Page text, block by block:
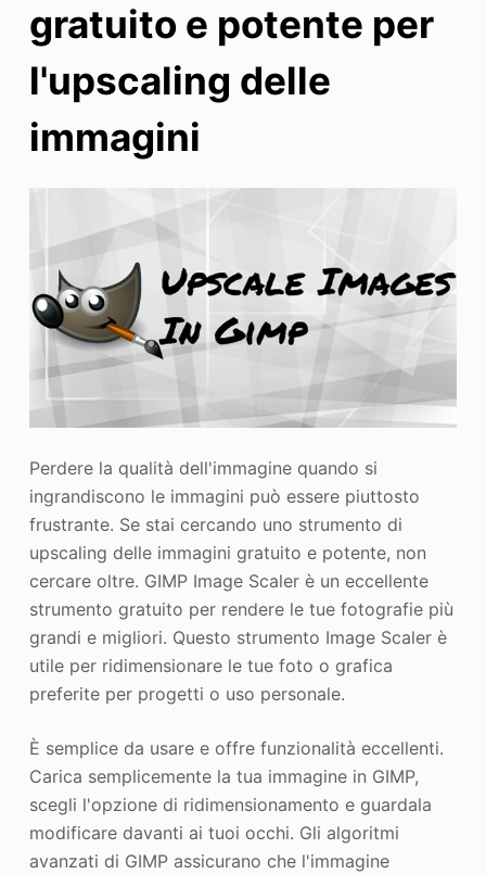
gratuito e potente per
l'upscaling delle
immagini
Perdere la qualità dell'immagine quando si
ingrandiscono le immagini può essere piuttosto
frustrante. Se stai cercando uno strumento di
upscaling delle immagini gratuito e potente, non
cercare oltre. GIMP Image Scaler è un eccellente
strumento gratuito per rendere le tue fotografie più
grandi e migliori. Questo strumento Image Scaler è
utile per ridimensionare le tue foto o grafica
preferite per progetti o uso personale.
È semplice da usare e offre funzionalità eccellenti.
Carica semplicemente la tua immagine in GIMP,
scegli l'opzione di ridimensionamento e guardala
modificare davanti ai tuoi occhi. Gli algoritmi
avanzati di GIMP assicurano che l'immagine